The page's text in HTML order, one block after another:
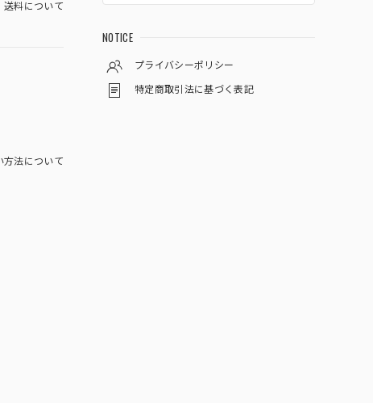
送料について
方法について
NOTICE
プライバシーポリシー
特定商取引法に基づく表記